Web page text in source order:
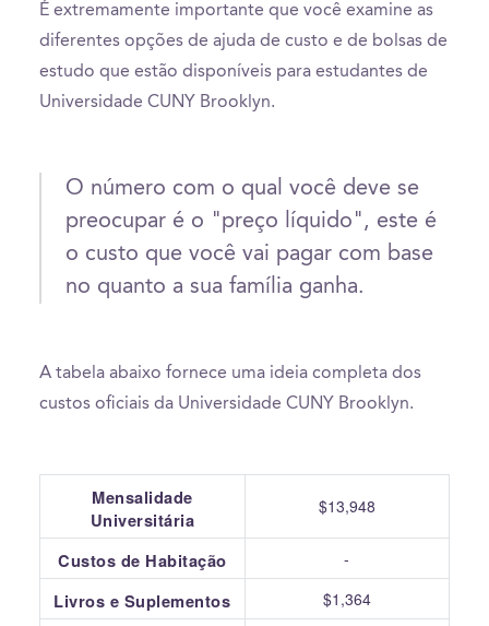
É extremamente importante que você examine as
diferentes opções de ajuda de custo e de bolsas de
estudo que estão disponíveis para estudantes de
Universidade CUNY Brooklyn.
O número com o qual você deve se
preocupar é o "preço líquido", este é
o custo que você vai pagar com base
no quanto a sua família ganha.
A tabela abaixo fornece uma ideia completa dos
custos oficiais da Universidade CUNY Brooklyn.
Mensalidade
Universitária
$13,948
Custos de Habitação -
Livros e Suplementos $1,364